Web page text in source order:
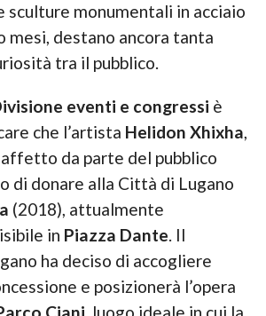
sculture monumentali in acciaio
mesi, destano ancora tanta
tra il pubblico.
eventi e congressi è
che l’artista Helidon Xhixha,
da parte del pubblico
di donare alla Città di Lugano
(2018), attualmente
in Piazza Dante. Il
ha deciso di accogliere
e posizionerà l’opera